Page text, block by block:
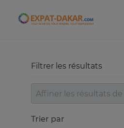
Expat-Dakar
Filtrer les résultats
Trier par